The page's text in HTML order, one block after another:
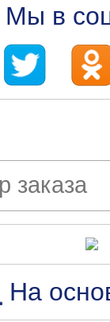
Мы в
На